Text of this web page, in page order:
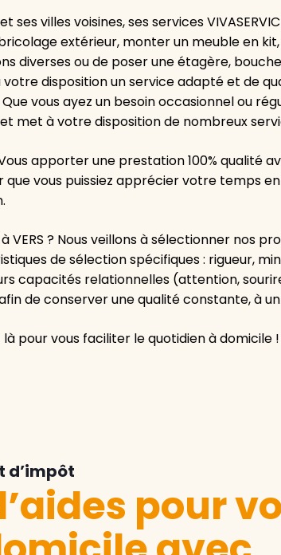
ses villes voisines, ses services
extérieur, monter un meuble en
diverses ou de poser une étagère,
votre disposition un service adapté et de
vous ayez un besoin occasionnel ou
et met à votre disposition de nombreux
apporter une prestation 100% qualité
que vous puissiez apprécier votre temps
à VERS ? Nous veillons à sélectionner nos
de sélection spécifiques : rigueur,
capacités relationnelles (attention,
de conserver une qualité constante, à
là pour vous faciliter le quotidien à domicile !
d’impôt
pour